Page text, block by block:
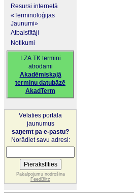
Resursi internetā
«Terminoloģijas
Jaunumi»
Atbalstītāji
Notikumi
LZA TK termini
atrodami
Akadēmiskajā
terminu datubāzē
AkadTerm
Vēlaties portāla
jaunumus
saņemt pa e-pastu?
Norādiet savu adresi:
Pakalpojumu nodrošina
FeedBlitz